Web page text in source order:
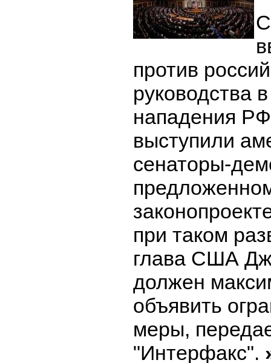
против
руководства
нападения
выступили
сенаторы-
при таком
глава США
должен
объявить
меры,
"Интерфакс".